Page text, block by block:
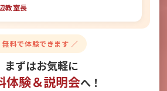
教室長
無料で体験できます ／
まずはお気軽に
体験＆説明会へ！
す！
説明会のお申し込みはこちら